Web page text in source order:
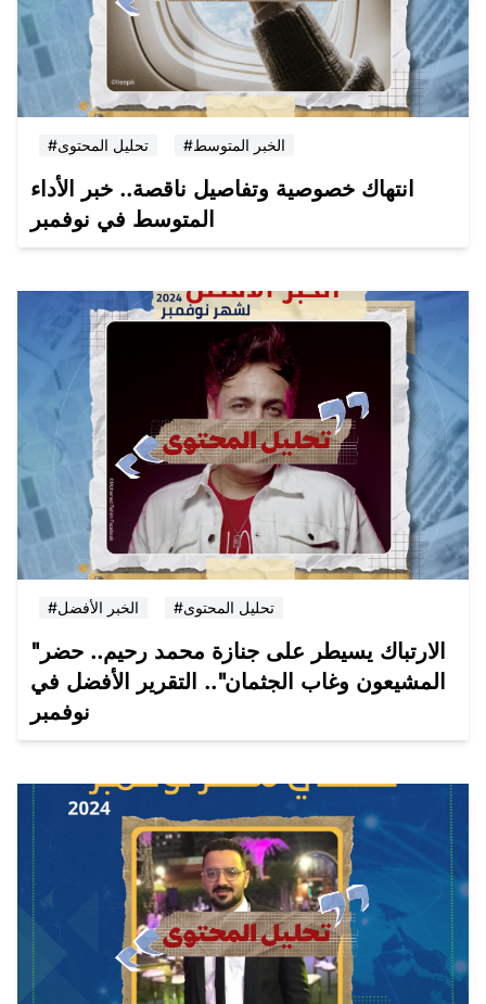
#تحليل المحتوى #الخبر المتوسط
انتهاك خصوصية وتفاصيل ناقصة.. خبر الأداء
المتوسط في نوفمبر
#الخبر الأفضل #تحليل المحتوى
"الارتباك يسيطر على جنازة محمد رحيم.. حضر
المشيعون وغاب الجثمان".. التقرير الأفضل في
نوفمبر